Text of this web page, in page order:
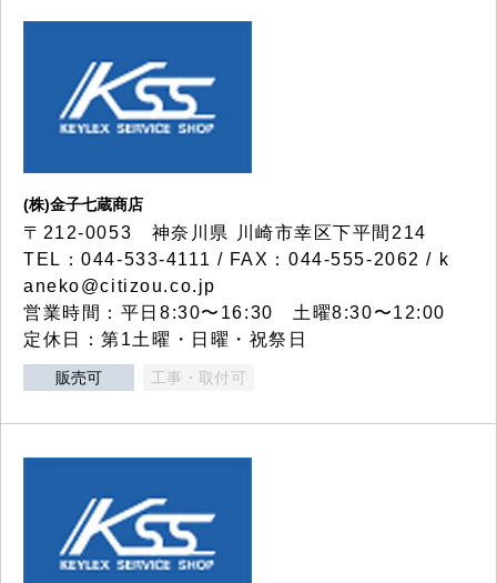
(株)金子七蔵商店
〒212-0053 神奈川県 川崎市幸区下平間214
TEL：044-533-4111 / FAX：044-555-2062 / k
aneko@citizou.co.jp
営業時間：平日8:30〜16:30 土曜8:30〜12:00
定休日：第1土曜・日曜・祝祭日
販売可 工事・取付可